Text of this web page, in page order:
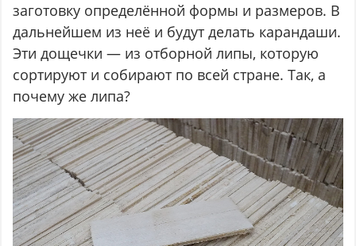
заготовку определённой формы и размеров. В
дальнейшем из неё и будут делать карандаши.
Эти дощечки — из отборной липы, которую
сортируют и собирают по всей стране. Так, а
почему же липа?